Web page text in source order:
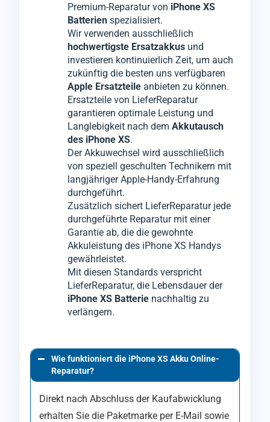
Bestes für einen schnellen Service ohne
Qualitätsverlust.
Sollte das Problem nicht ausschließlich am
liegen, werden wir Sie darüber
informieren und nur mit Ihrer Zustimmung
die notwendigen Komponenten wechseln.
am iPhone XS entstehen.
Es handelt sich hierbei um einen
Akkutausch. Dabei wird die defekte Batterie
Geräts iPhone XSentfernt und durch
einen hochwertigen Premiumakku ersetzt.
Gerät iPhone XSfür den Versand
freigegeben.
Dieser Prozess minimiert ärgerliche
Reklamationen, die sonst zu weiteren
Ausfallzeiten führen könnten.
Premium-Reparatur von iPhone XS
Batterien spezialisiert.
Wir verwenden ausschließlich
hochwertigste Ersatzakkus und
investieren kontinuierlich Zeit, um auch
zukünftig die besten uns verfügbaren
Apple Ersatzteile anbieten zu können.
Ersatzteile von LieferReparatur
garantieren optimale Leistung und
Langlebigkeit nach dem Akkutausch
des iPhone XS.
Der Akkuwechsel wird ausschließlich
von speziell geschulten Technikern mit
langjähriger Apple-Handy-Erfahrung
durchgeführt.
Zusätzlich sichert LieferReparatur jede
durchgeführte Reparatur mit einer
Garantie ab, die die gewohnte
Akkuleistung des iPhone XS Handys
gewährleistet.
Mit diesen Standards verspricht
LieferReparatur, die Lebensdauer der
iPhone XS Batterie nachhaltig zu
verlängern.
Wie funktioniert die iPhone XS Akku Online-
Reparatur?
Direkt nach Abschluss der Kaufabwicklung
erhalten Sie die Paketmarke per E-Mail sowie